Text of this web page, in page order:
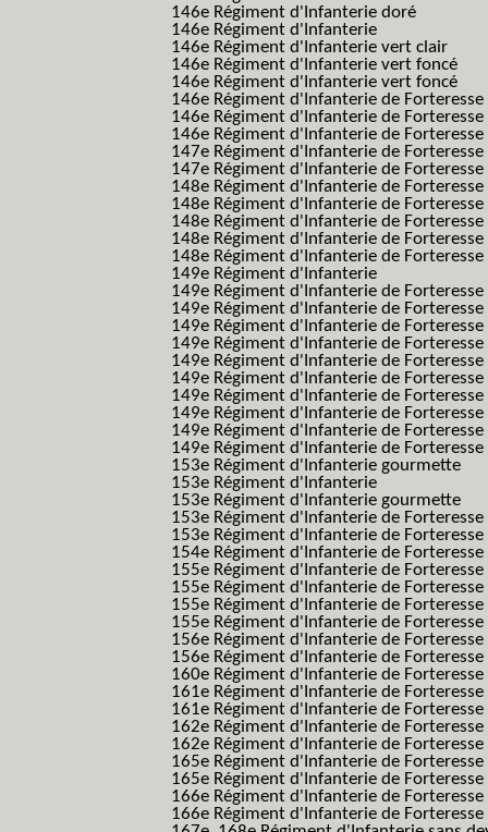
146e Régiment d'Infanterie doré
146e Régiment d'Infanterie
146e Régiment d'Infanterie vert clair
146e Régiment d'Infanterie vert foncé
146e Régiment d'Infanterie vert foncé
146e Régiment d'Infanterie de
146e Régiment d'Infanterie de
146e Régiment d'Infanterie de
147e Régiment d'Infanterie de Forteresse
147e Régiment d'Infanterie de Forteresse
148e Régiment d'Infanterie de Forteresse
148e Régiment d'Infanterie de Forteresse
148e Régiment d'Infanterie de Forteresse
148e Régiment d'Infanterie de Forteresse
148e Régiment d'Infanterie de Forteresse
149e Régiment d'Infanterie
149e Régiment d'Infanterie de
149e Régiment d'Infanterie de
149e Régiment d'Infanterie de
149e Régiment d'Infanterie de
149e Régiment d'Infanterie de
149e Régiment d'Infanterie de
149e Régiment d'Infanterie de
149e Régiment d'Infanterie de
149e Régiment d'Infanterie de
149e Régiment d'Infanterie de
153e Régiment d'Infanterie gourmette
153e Régiment d'Infanterie
153e Régiment d'Infanterie gourmette
153e Régiment d'Infanterie de
153e Régiment d'Infanterie de
154e Régiment d'Infanterie de Forteresse
155e Régiment d'Infanterie de
155e Régiment d'Infanterie de
155e Régiment d'Infanterie de
155e Régiment d'Infanterie de
156e Régiment d'Infanterie de Forteresse
156e Régiment d'Infanterie de
160e Régiment d'Infanterie de
161e Régiment d'Infanterie de Forteresse
161e Régiment d'Infanterie de
162e Régiment d'Infanterie de Forteresse
162e Régiment d'Infanterie de
165e Régiment d'Infanterie de Forteresse
165e Régiment d'Infanterie de Forteresse
166e Régiment d'Infanterie de Forteresse
166e Régiment d'Infanterie de Forteresse